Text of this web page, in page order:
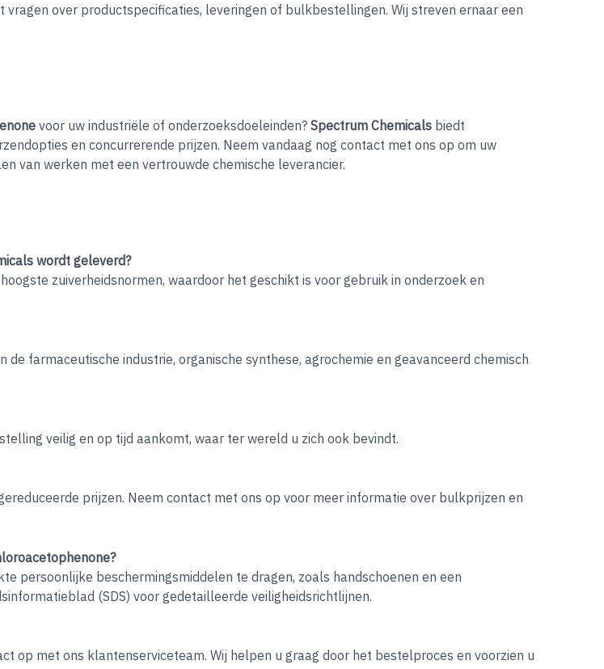
over productspecificaties, leveringen of bulkbestellingen. Wij streven ernaar een
voor uw industriële of onderzoeksdoeleinden? Spectrum Chemicals biedt
en concurrerende prijzen. Neem vandaag nog contact met ons op om uw
van werken met een vertrouwde chemische leverancier.
wordt geleverd?
zuiverheidsnormen, waardoor het geschikt is voor gebruik in onderzoek en
farmaceutische industrie, organische synthese, agrochemie en geavanceerd chemisch
veilig en op tijd aankomt, waar ter wereld u zich ook bevindt.
prijzen. Neem contact met ons op voor meer informatie over bulkprijzen en
persoonlijke beschermingsmiddelen te dragen, zoals handschoenen en een
(SDS) voor gedetailleerde veiligheidsrichtlijnen.
op met ons klantenserviceteam. Wij helpen u graag door het bestelproces en voorzien u